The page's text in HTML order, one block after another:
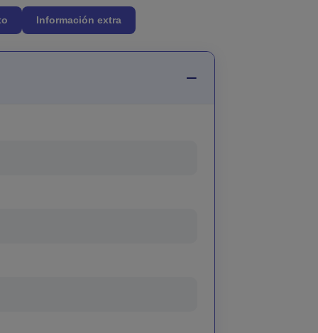
Información extra